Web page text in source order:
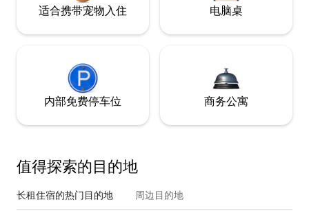
适合携带宠物入住 电脑桌
内部免费停车位 商务公寓
值得探索的目的地
长租住宿的热门目的地 周边目的地